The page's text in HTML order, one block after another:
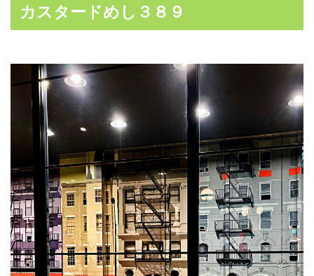
カスタードめし３８９